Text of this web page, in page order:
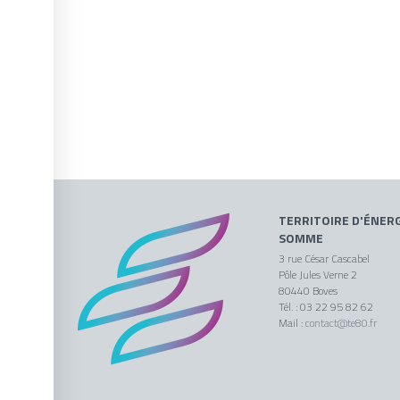
TERRITOIRE
SOMME
3 rue César Cascabel
Pôle Jules Verne 2
80440 Boves
Tél. : 03 22 95 82 62
Mail :contact@te80.fr